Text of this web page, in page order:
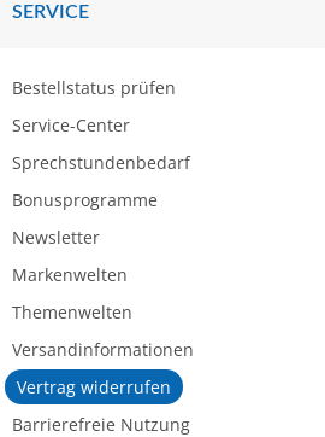
SERVICE
Bestellstatus prüfen
Service-Center
Sprechstundenbedarf
Bonusprogramme
Newsletter
Markenwelten
Themenwelten
Versandinformationen
Vertrag widerrufen
Barrierefreie Nutzung